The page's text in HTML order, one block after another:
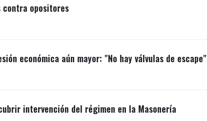
contra opositores
económica aún mayor: "No hay válvulas de escape"
intervención del régimen en la Masonería